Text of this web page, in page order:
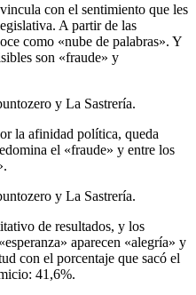
con el sentimiento que les
A partir de las
como «nube de palabras». Y
son «fraude» y
y La Sastrería.
la afinidad política, queda
el «fraude» y entre los
y La Sastrería.
de resultados, y los
aparecen «alegría» y
con el porcentaje que sacó el
41,6%.